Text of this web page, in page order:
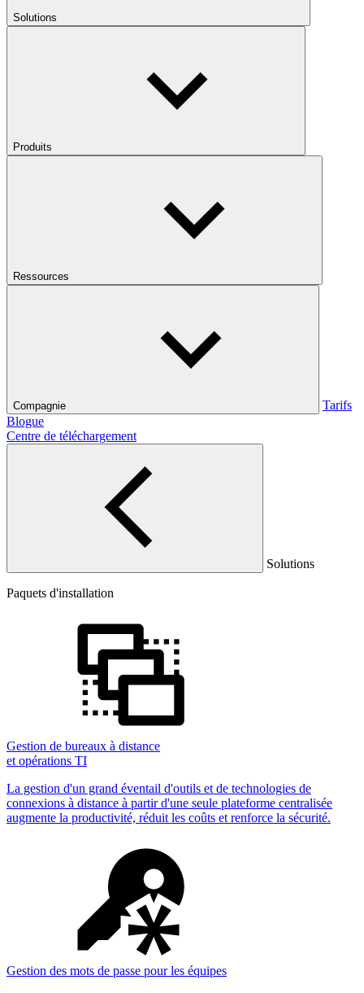
Solutions
Produits
Ressources
Compagnie
Tarifs
Blogue
Centre de téléchargement
Solutions
Paquets d'installation
Gestion de bureaux à distance
et opérations TI
La gestion d'un grand éventail d'outils et de technologies de
connexions à distance à partir d'une seule plateforme centralisée
augmente la productivité, réduit les coûts et renforce la sécurité.
Gestion des mots de passe pour les équipes